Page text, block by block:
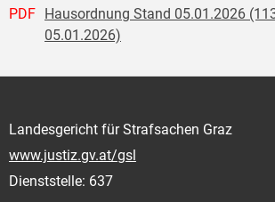
PDF
Hausordnung Stand 05.01.2026
05.01.2026)
Landesgericht für Strafsachen Graz
www.justiz.gv.at/gsl
Dienststelle: 637